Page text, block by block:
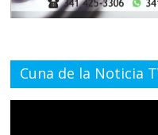
Cuna de la Noticia